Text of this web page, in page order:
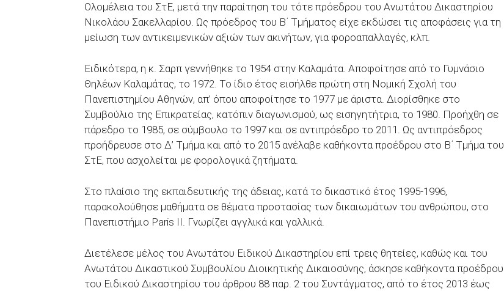
Ολομέλεια του ΣτΕ, μετά την παραίτηση του τότε πρόεδρου του Ανωτάτου Δικαστηρίου
Νικολάου Σακελλαρίου. Ως πρόεδρος του Β΄ Τμήματος είχε εκδώσει τις αποφάσεις για τη
μείωση των αντικειμενικών αξιών των ακινήτων, για φοροαπαλλαγές, κλπ.
Ειδικότερα, η κ. Σαρπ γεννήθηκε το 1954 στην Καλαμάτα. Αποφοίτησε από το Γυμνάσιο
Θηλέων Καλαμάτας, το 1972. Το ίδιο έτος εισήλθε πρώτη στη Νομική Σχολή του
Πανεπιστημίου Αθηνών, απ’ όπου αποφοίτησε το 1977 με άριστα. Διορίσθηκε στο
Συμβούλιο της Επικρατείας, κατόπιν διαγωνισμού, ως εισηγητήτρια, το 1980. Προήχθη σε
πάρεδρο το 1985, σε σύμβουλο το 1997 και σε αντιπρόεδρο το 2011. Ως αντιπρόεδρος
προήδρευσε στο Δ’ Τμήμα και από το 2015 ανέλαβε καθήκοντα προέδρου στο Β΄ Τμήμα του
ΣτΕ, που ασχολείται με φορολογικά ζητήματα.
Στο πλαίσιο της εκπαιδευτικής της άδειας, κατά το δικαστικό έτος 1995-1996,
παρακολούθησε μαθήματα σε θέματα προστασίας των δικαιωμάτων του ανθρώπου, στο
Πανεπιστήμιο Paris II. Γνωρίζει αγγλικά και γαλλικά.
Διετέλεσε μέλος του Ανωτάτου Ειδικού Δικαστηρίου επί τρεις θητείες, καθώς και του
Ανωτάτου Δικαστικού Συμβουλίου Διοικητικής Δικαιοσύνης, άσκησε καθήκοντα προέδρου
του Ειδικού Δικαστηρίου του άρθρου 88 παρ. 2 του Συντάγματος, από το έτος 2013 έως